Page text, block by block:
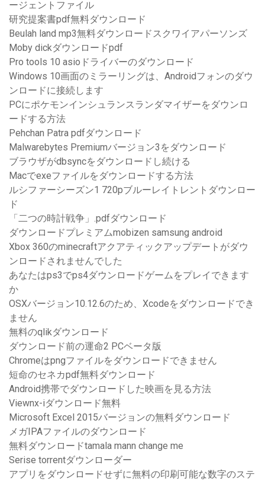
ージェントファイル
研究提案書pdf無料ダウンロード
Beulah land mp3無料ダウンロードスクワイアパーソンズ
Moby dickダウンロードpdf
Pro tools 10 asioドライバーのダウンロード
Windows 10画面のミラーリングは、Androidフォンのダウ
ンロードに接続します
PCにポケモンインシュランスランダマイザーをダウンロ
ードする方法
Pehchan Patra pdfダウンロード
Malwarebytes Premiumバージョン3をダウンロード
ブラウザがdbsyncをダウンロードし続ける
Macでexeファイルをダウンロードする方法
ルシファーシーズン1 720pブルーレイトレントダウンロー
ド
「二つの時計戦争」.pdfダウンロード
ダウンロードプレミアムmobizen samsung android
Xbox 360のminecraftアクアティックアップデートがダウ
ンロードされませんでした
あなたはps3でps4ダウンロードゲームをプレイできます
か
OSXバージョン10.12.6のため、Xcodeをダウンロードでき
ません
無料のqlikダウンロード
ダウンロード前の運命2 PCベータ版
Chromeはpngファイルをダウンロードできません
短命のセネカpdf無料ダウンロード
Android携帯でダウンロードした映画を見る方法
Viewnx-iダウンロード無料
Microsoft Excel 2015バージョンの無料ダウンロード
メガIPAファイルのダウンロード
無料ダウンロードtamala mann change me
Serise torrentダウンローダー
アプリをダウンロードせずに無料の印刷可能な数字のステ